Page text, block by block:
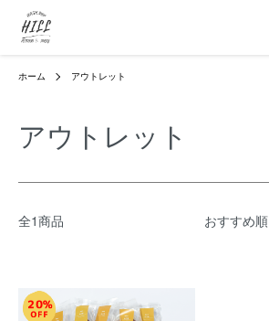
ホーム アウトレット
アウトレット
全1商品 おすすめ順